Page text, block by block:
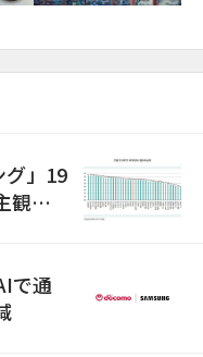
グ」19
観的
で通